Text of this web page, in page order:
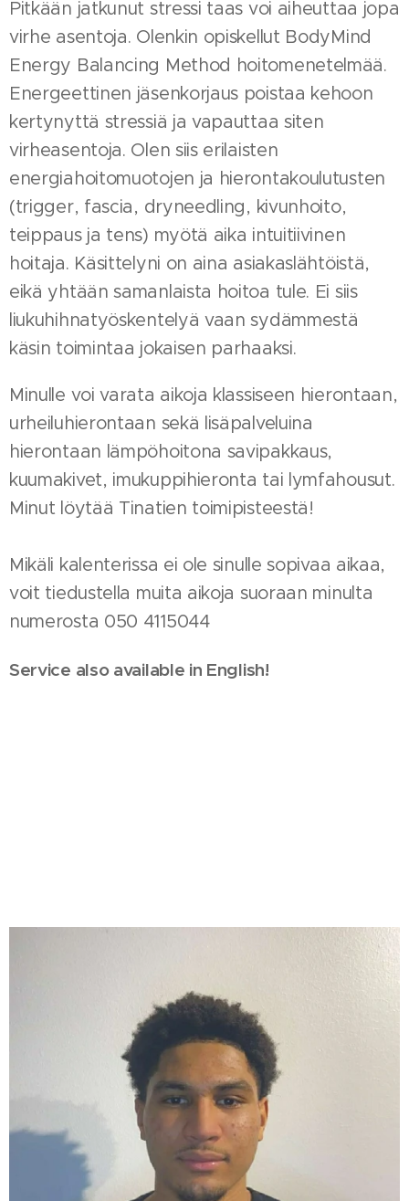
Pitkään jatkunut stressi taas voi aiheuttaa jopa
virhe asentoja. Olenkin opiskellut BodyMind
Energy Balancing Method hoitomenetelmää.
Energeettinen jäsenkorjaus poistaa kehoon
kertynyttä stressiä ja vapauttaa siten
virheasentoja. Olen siis erilaisten
energiahoitomuotojen ja hierontakoulutusten
(trigger, fascia, dryneedling, kivunhoito,
teippaus ja tens) myötä aika intuitiivinen
hoitaja. Käsittelyni on aina asiakaslähtöistä,
eikä yhtään samanlaista hoitoa tule. Ei siis
liukuhihnatyöskentelyä vaan sydämmestä
käsin toimintaa jokaisen parhaaksi.
Minulle voi varata aikoja klassiseen hierontaan,
urheiluhierontaan sekä lisäpalveluina
hierontaan lämpöhoitona savipakkaus,
kuumakivet, imukuppihieronta tai lymfahousut.
Minut löytää Tinatien toimipisteestä!
Mikäli kalenterissa ei ole sinulle sopivaa aikaa,
voit tiedustella muita aikoja suoraan minulta
numerosta 050 4115044
Service also available in English!